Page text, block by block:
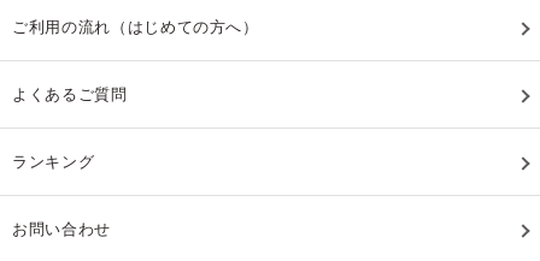
ご利用の流れ（はじめての方へ）
よくあるご質問
ランキング
お問い合わせ